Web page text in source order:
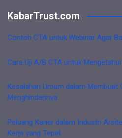
KabarTrust.com
Contoh CTA untuk Webinar Agar
Cara Uji A/B CTA untuk
Kesalahan Umum dalam Membuat
Menghindarinya
Peluang Karier dalam Industri
Kerja yang Tepat